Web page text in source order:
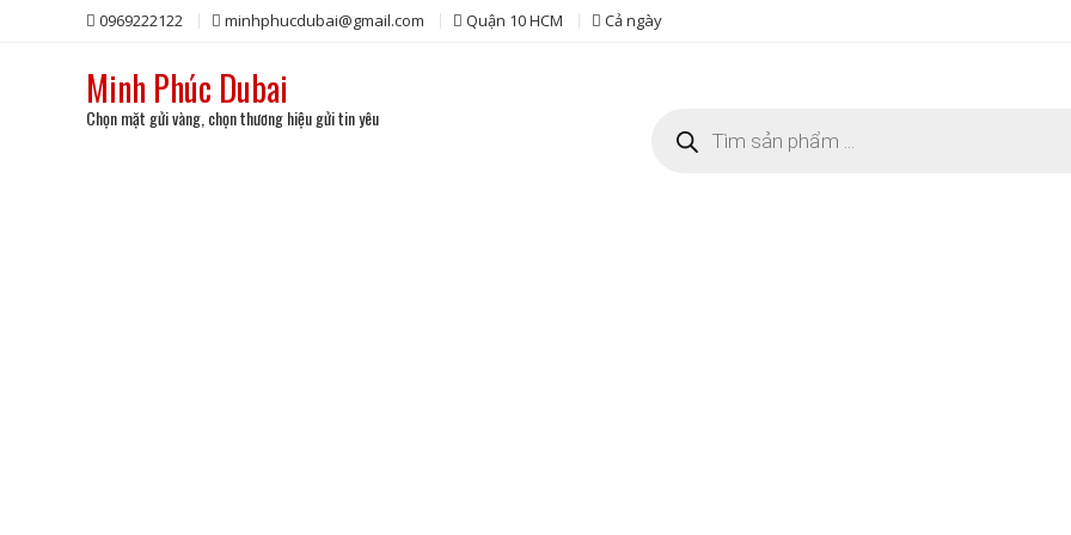
0969222122 minhphucdubai@gmail.com Quận 10 HCM Cả ngày
Minh Phúc Dubai
Chọn mặt gửi vàng, chọn thương hiệu gửi tin yêu
kiếm
sản